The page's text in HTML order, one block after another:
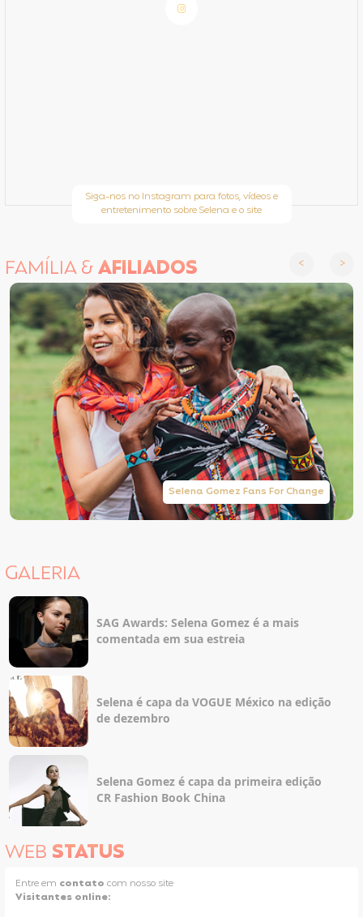
Siga-nos no Instagram para fotos, vídeos e
entretenimento sobre Selena e o site
FAMÍLIA &AFILIADOS
Selena Gomez Fans For Change
GALERIA
SAG Awards: Selena Gomez é a mais
comentada em sua estreia
Selena é capa da VOGUE México na edição
de dezembro
Selena Gomez é capa da primeira edição
CR Fashion Book China
WEB STATUS
Entre em contato com nosso site
Visitantes online: